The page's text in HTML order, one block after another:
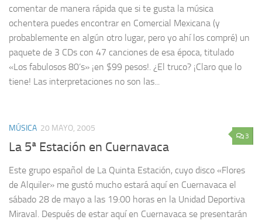
comentar de manera rápida que si te gusta la música
ochentera puedes encontrar en Comercial Mexicana (y
probablemente en algún otro lugar, pero yo ahí los compré) un
paquete de 3 CDs con 47 canciones de esa época, titulado
«Los fabulosos 80’s» ¡en $99 pesos!. ¿El truco? ¡Claro que lo
tiene! Las interpretaciones no son las...
3
MÚSICA 20 MAYO, 2005
La 5ª Estación en Cuernavaca
Este grupo español de La Quinta Estación, cuyo disco «Flores
de Alquiler» me gustó mucho estará aquí en Cuernavaca el
sábado 28 de mayo a las 19:00 horas en la Unidad Deportiva
Miraval. Después de estar aquí en Cuernavaca se presentarán